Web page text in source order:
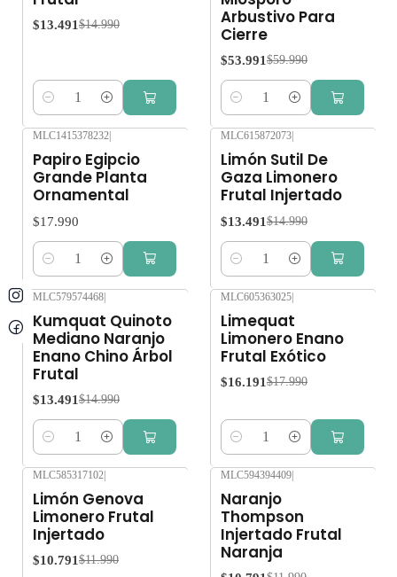
$13.491 $14.990
Cantidad
Arbustivo Para
Cierre
$53.991 $59.990
Cantidad
MLC1415378232
Papiro Egipcio
Grande Planta
Ornamental
$17.990
Cantidad
MLC615872073
Limón Sutil De
Gaza Limonero
Frutal Injertado
$13.491 $14.990
Cantidad
MLC579574468|
Kumquat Quinoto
Mediano Naranjo
Enano Chino Árbol
Frutal
$13.491 $14.990
Cantidad
MLC605363025|
Limequat
Limonero Enano
Frutal Exótico
$16.191 $17.990
Cantidad
MLC585317102
Limón Genova
Limonero Frutal
Injertado
$10.791 $11.990
MLC594394409
Naranjo
Thompson
Injertado Frutal
Naranja